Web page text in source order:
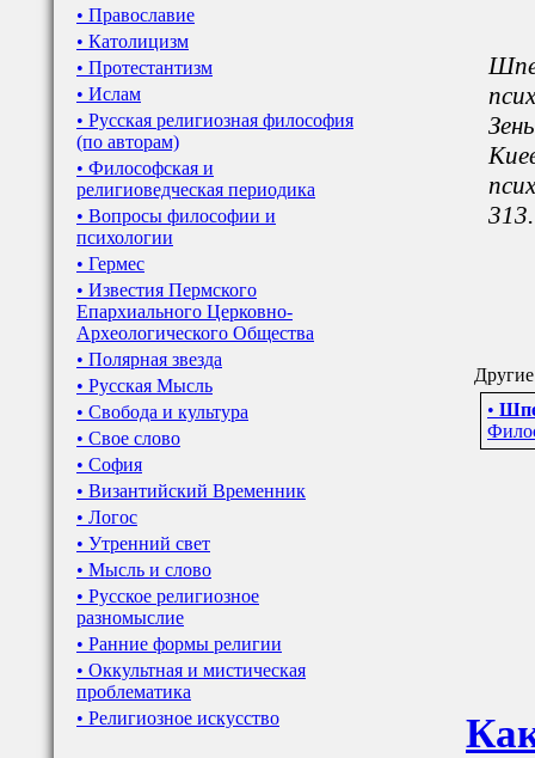
• Православие
• Католицизм
• Протестантизм
• Ислам
• Русская религиозная философия
(по авторам)
• Философская и
религиоведческая периодика
• Вопросы философии и
психологии
• Гермес
• Известия Пермского
Епархиального Церковно-
Археологического Общества
• Полярная звезда
• Русская Мысль
• Свобода и культура
• Свое слово
• София
• Византийский Временник
• Логос
• Утренний свет
• Мысль и слово
• Русское религиозное
разномыслие
• Ранние формы религии
• Оккультная и мистическая
проблематика
• Религиозное искусство
313.
•